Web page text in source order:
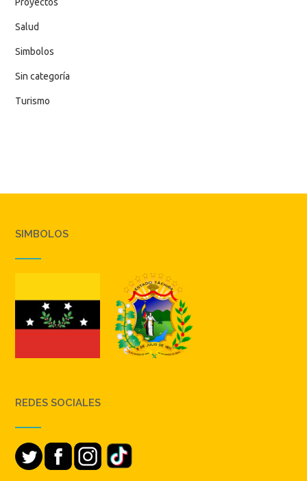
Salud
Simbolos
Sin categoría
Turismo
SIMBOLOS
REDES SOCIALES